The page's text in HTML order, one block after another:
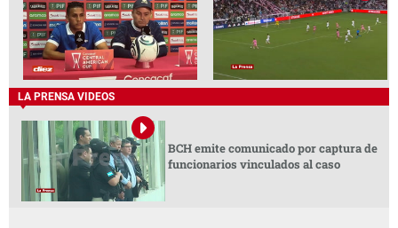
LA PRENSA VIDEOS
BCH emite comunicado por captura de
funcionarios vinculados al caso